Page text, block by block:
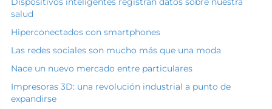
salud
Hiperconectados con smartphones
Las redes sociales son mucho más que una moda
Nace un nuevo mercado entre particulares
Impresoras 3D: una revolución industrial a punto de
expandirse